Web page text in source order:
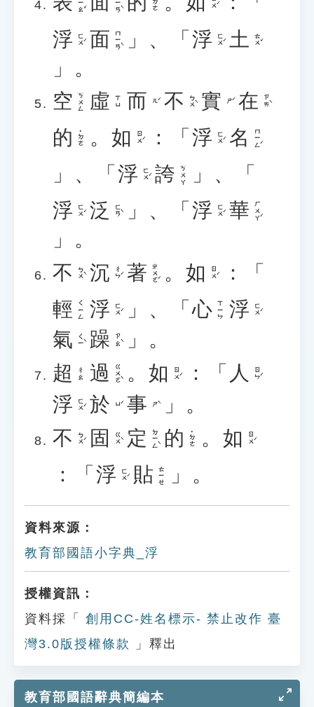
浮 ㄈㄨˊ 面 ㄇㄧㄢˋ 」、「 浮 ㄈㄨˊ 土 ㄊㄨˇ
」。
空 ㄎㄨㄥ 虛 ㄒㄩ 而 ㄦˊ 不 ㄅㄨˋ 實 ㄕˊ 在 ㄗㄞˋ
的 ˙ㄉㄜ 。 如 ㄖㄨˊ ：「 浮 ㄈㄨˊ 名 ㄇㄧㄥˊ
」、「 浮 ㄈㄨˊ 誇 ㄎㄨㄚ
」、「
浮 ㄈㄨˊ 泛 ㄈㄢˋ 」、「 浮 ㄈㄨˊ 華 ㄏㄨㄚˊ
」。
不 ㄅㄨˋ 沉 ㄔㄣˊ 著 ㄓㄨㄛˊ 。 如 ㄖㄨˊ
：「
輕 ㄑㄧㄥ 浮 ㄈㄨˊ 」、「心 ㄒㄧㄣ 浮 ㄈㄨˊ
氣 ㄑㄧˋ 躁 ㄗㄠˋ
」。
超
ㄔㄠ 過 ㄍㄨㄛˋ 。 如 ㄖㄨˊ ：「 人 ㄖㄣˊ
浮 ㄈㄨˊ 於 ㄩˊ 事 ㄕˋ
」。
不 ㄅㄨˊ 固 ㄍㄨˋ 定 ㄉㄧㄥˋ 的 ˙ㄉㄜ 。 如 ㄖㄨˊ
：「 浮 ㄈㄨˊ 貼 ㄊㄧㄝ 」。
資料來源：
教育部國語小字典_浮
授權資訊：
資料採「
創用CC-姓名標示- 禁止改作 臺
灣3.0版授權條款
」釋出
教育部國語辭典簡編本